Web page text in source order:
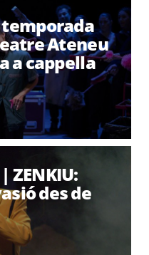
Ateneu
a cappella
ZENKIU:
des de